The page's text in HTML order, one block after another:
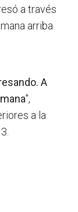
a través
arriba
A
",
a la